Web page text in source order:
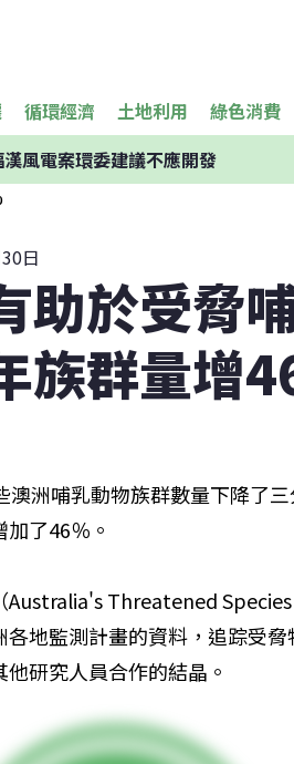
循環經濟 土地利用 綠色消費
風電案環委建議不應開發
日
助於受脅
族群量增
洲哺乳動物族群數量下降了
了46％。
Australia's Threatened
地監測計畫的資料，追踪受
研究人員合作的結晶。